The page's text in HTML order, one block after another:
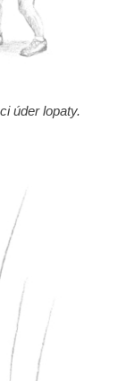
úder lopaty.